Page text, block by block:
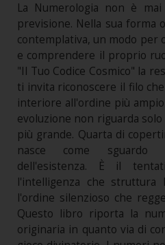
La Numerologia non è
previsione. Nella sua forma
contemplativa, un modo per
e comprendere il proprio
"Il Tuo Codice Cosmico" la
ti invita riconoscere il filo
interiore all'ordine più
evoluzione non riguarda
più grande. Quarta di
nasce come sguardo
dell'esistenza. È il
l'intelligenza che struttura
l'ordine silenzioso che
Questo libro riporta la
originaria in quanto via di